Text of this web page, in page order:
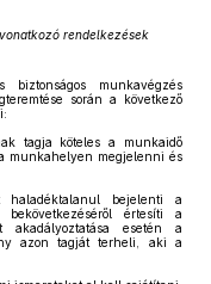
rendelkezések
munkavégzés
során a következő
tagja köteles a munkaidő
munkahelyen megjelenni és
bejelenti a
értesíti a
akadályoztatása esetén a
azon tagját terheli, aki a